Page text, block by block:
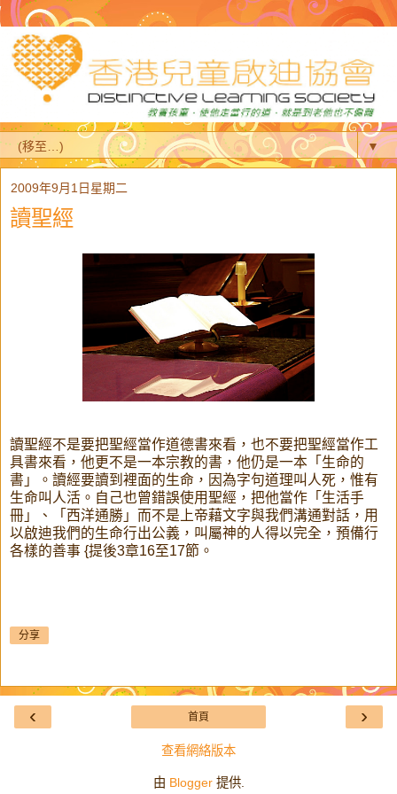
▼
2009年9月1日星期二
讀聖經
讀聖經不是要把聖經當作道德書來看，也不要把聖經當作工
具書來看，他更不是一本宗教的書，他仍是一本「生命的
書」。讀經要讀到裡面的生命，因為字句道理叫人死，惟有
生命叫人活。自己也曾錯誤使用聖經，把他當作「生活手
冊」、「西洋通勝」而不是上帝藉文字與我們溝通對話，用
以啟迪我們的生命行出公義，叫屬神的人得以完全，預備行
各樣的善事 {提後3章16至17節。
分享
‹ ›
首頁
查看網絡版本
由 Blogger提供.